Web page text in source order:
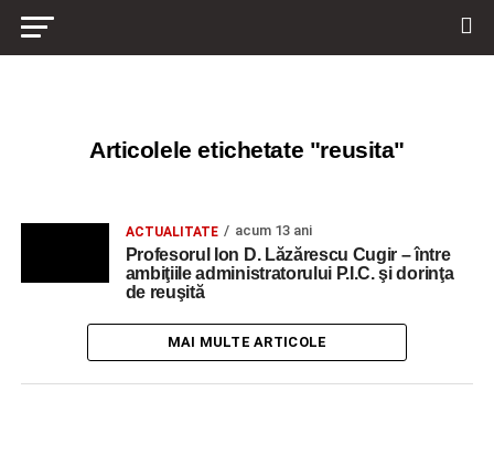
Articolele etichetate "reusita"
ACTUALITATE acum 13 ani
Profesorul Ion D. Lăzărescu Cugir – între
ambiţiile administratorului P.I.C. şi dorinţa
de reuşită
MAI MULTE ARTICOLE